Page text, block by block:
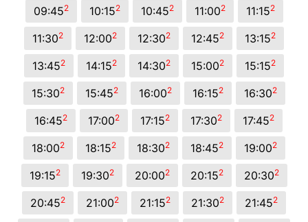
09:452 10:152 10:452 11:002 11:152
11:302 12:002 12:302 12:452 13:152
13:452 14:152 14:302 15:002 15:152
15:302 15:452 16:002 16:152 16:302
16:452 17:002 17:152 17:302 17:452
18:002 18:152 18:302 18:452 19:002
19:152 19:302 20:002 20:152 20:302
20:452 21:002 21:152 21:302 21:452